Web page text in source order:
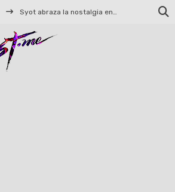
Syot abraza la nostalgia en «Blame», el primer adelanto de su EP debut